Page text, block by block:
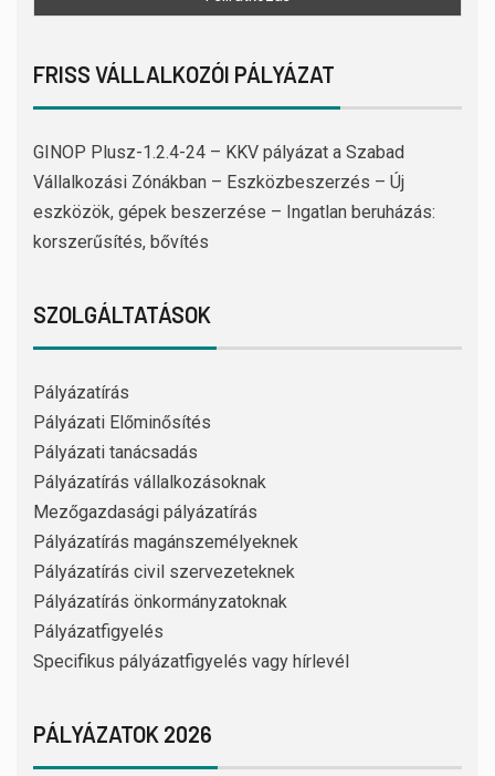
FRISS VÁLLALKOZÓI PÁLYÁZAT
GINOP Plusz-1.2.4-24 – KKV pályázat a Szabad
Vállalkozási Zónákban – Eszközbeszerzés – Új
eszközök, gépek beszerzése – Ingatlan beruházás:
korszerűsítés, bővítés
SZOLGÁLTATÁSOK
Pályázatírás
Pályázati Előminősítés
Pályázati tanácsadás
Pályázatírás vállalkozásoknak
Mezőgazdasági pályázatírás
Pályázatírás magánszemélyeknek
Pályázatírás civil szervezeteknek
Pályázatírás önkormányzatoknak
Pályázatfigyelés
Specifikus pályázatfigyelés vagy hírlevél
PÁLYÁZATOK 2026